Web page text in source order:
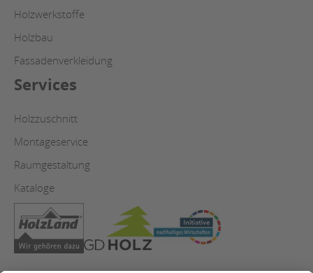
Holzwerkstoffe
Holzbau
Fassadenverkleidung
Services
Holzzuschnitt
Montageservice
Raumgestaltung
Kataloge